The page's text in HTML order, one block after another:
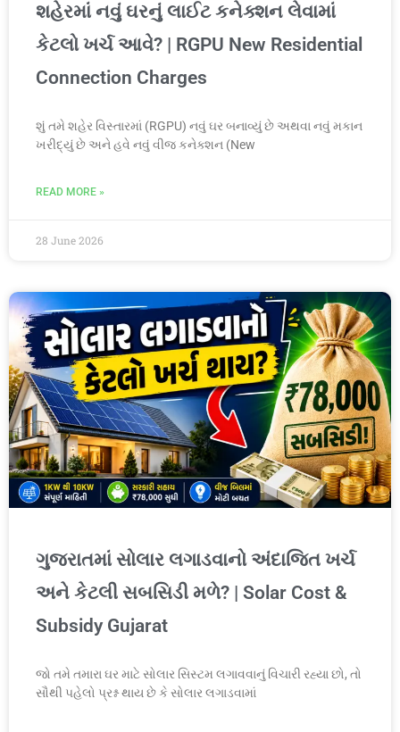
શહેરમાં નવું ઘરનું લાઈટ કનેક્શન લેવામાં
કેટલો ખર્ચ આવે? | RGPU New Residential
Connection Charges
શું તમે શહેર વિસ્તારમાં (RGPU) નવું ઘર બનાવ્યું છે અથવા નવું મકાન
ખરીદ્યું છે અને હવે નવું વીજ કનેક્શન (New
READ MORE »
28 June 2026
ગુજરાતમાં સોલાર લગાડવાનો અંદાજિત ખર્ચ
અને કેટલી સબસિડી મળે? | Solar Cost &
Subsidy Gujarat
જો તમે તમારા ઘર માટે સોલાર સિસ્ટમ લગાવવાનું વિચારી રહ્યા છો, તો
સૌથી પહેલો પ્રશ્ન થાય છે કે સોલાર લગાડવામાં